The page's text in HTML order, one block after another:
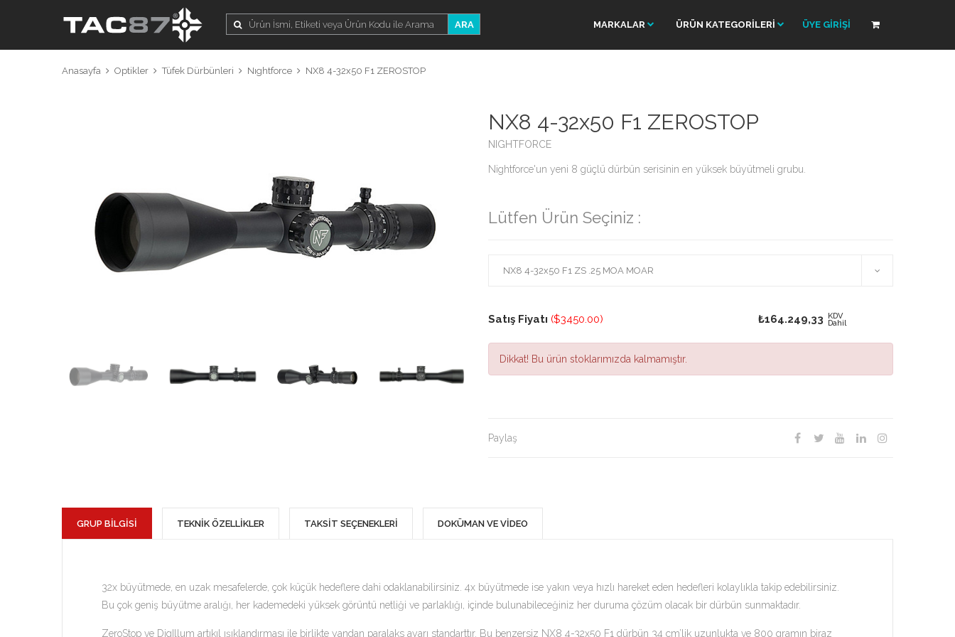
MARKALAR ÜRÜN KATEGORİLERİ ÜYE GİRİŞİ
ARA
Anasayfa Optikler Tüfek Dürbünleri Nıghtforce NX8 4-32x50 F1 ZEROSTOP
NX8 4-32x50 F1 ZEROSTOP
NIGHTFORCE
Nightforce'un yeni 8 güçlü dürbün serisinin en yüksek büyütmeli grubu.
Lütfen Ürün Seçiniz :
Satış Fiyatı ($3450.00) ₺164.249,33 KDV
Dahil
Dikkat! Bu ürün stoklarımızda kalmamıştır.
Paylaş
GRUP BİLGİSİ TEKNİK ÖZELLİKLER TAKSİT SEÇENEKLERİ DOKÜMAN VE VİDEO
32x büyütmede, en uzak mesafelerde, çok küçük hedeflere dahi odaklanabilirsiniz. 4x büyütmede ise yakın veya hızlı hareket eden hedefleri kolaylıkla takip edebilirsiniz.
Bu çok geniş büyütme aralığı, her kademedeki yüksek görüntü netliği ve parlaklığı, içinde bulunabileceğiniz her duruma çözüm olacak bir dürbün sunmaktadır.
ZeroStop ve DigIllum artıkıl ışıklandırması ile birlikte yandan paralaks ayarı standarttır. Bu benzersiz NX8 4-32x50 F1 dürbün 34 cm’lik uzunlukta ve 800 gramın biraz